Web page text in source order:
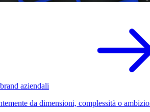
aziendali
da dimensioni, complessità o